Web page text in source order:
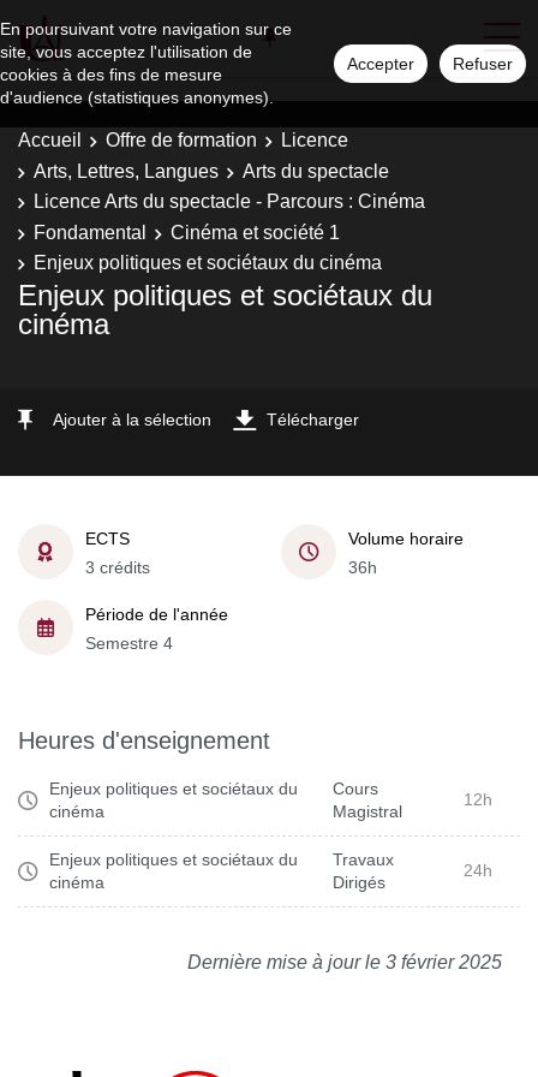
En poursuivant votre navigation sur ce
site, vous acceptez l'utilisation de
cookies à des fins de mesure
d'audience (statistiques anonymes).
Accepter Refuser
Accueil Offre de formation
Licence
Arts, Lettres, Langues
Arts du spectacle
Licence Arts du spectacle - Parcours : Cinéma
Fondamental
Cinéma et société 1
Enjeux politiques et sociétaux du cinéma
Enjeux politiques et sociétaux du
cinéma
Ajouter à la sélection Télécharger
ECTS
3 crédits
Volume horaire
36h
Période de l'année
Semestre 4
Heures d'enseignement
Enjeux politiques et sociétaux du
cinéma
Cours
Magistral
12h
Enjeux politiques et sociétaux du
cinéma
Travaux
Dirigés
24h
Dernière mise à jour le 3 février 2025